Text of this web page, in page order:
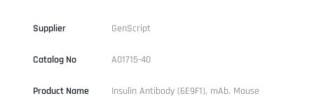
Supplier GenScript
Catalog No A01715-40
Product Name Insulin Antibody (6E9F1), mAb, Mouse